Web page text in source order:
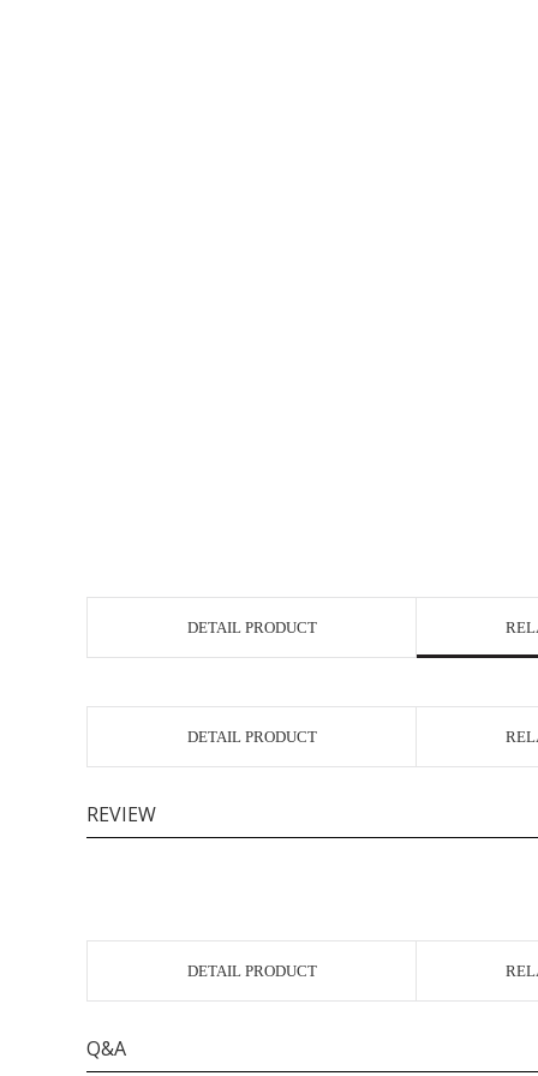
DETAIL PRODUCT
DETAIL PRODUCT
REVIEW
DETAIL PRODUCT
Q&A